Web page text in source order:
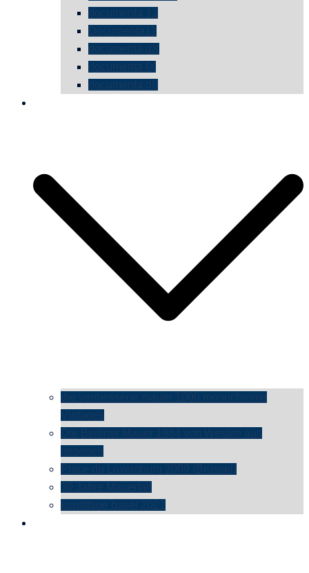
documenta 12
Documenta11
documenta dX
documenta IX
documenta d8
die vermessene mauer 1000 monochrome
Vintages
Die Berliner Mauer 1984 von Westen aus
gesehen
Place du Luxemburg 2009 (Brüssel)
30 Jahre Mauerfall
kunsttage basel 2021